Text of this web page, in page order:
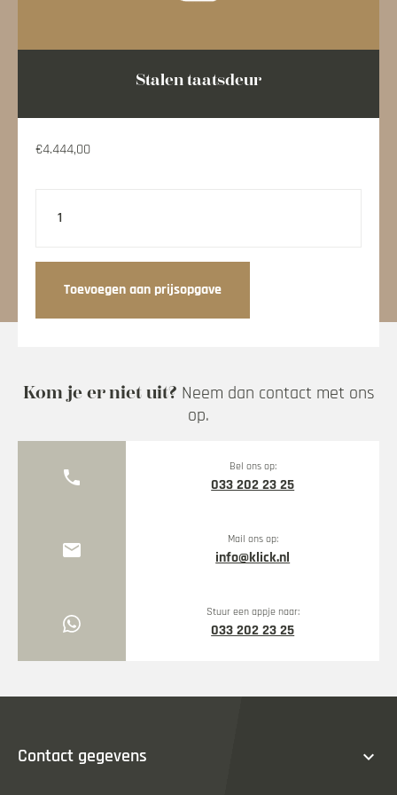
Stalen taatsdeur
€4.444,00
taatsdeur
Toevoegen aan prijsopgave
Kom je er niet uit? Neem dan contact met ons
op.
phone Bel ons op:
033 202 23 25
mail Mail ons op:
info@klick.nl
Stuur een appje naar:
033 202 23 25
Contact gegevens expand_more